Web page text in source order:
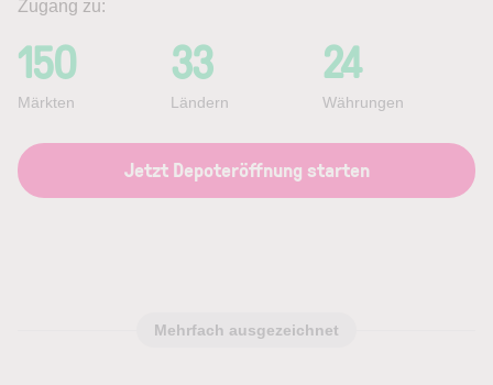
Zugang zu:
150
Märkten
33
Ländern
24
Währungen
Jetzt Depoteröffnung starten
Mehrfach ausgezeichnet